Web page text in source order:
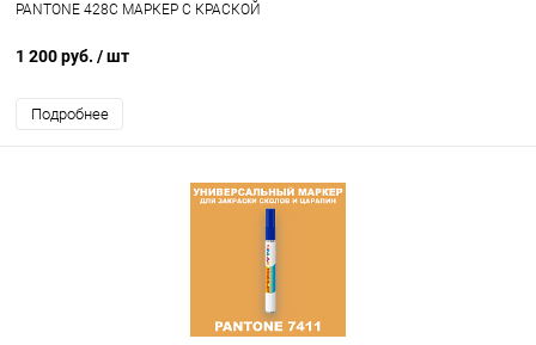
PANTONE 428C МАРКЕР С КРАСКОЙ
1 200 руб. / шт
Подробнее